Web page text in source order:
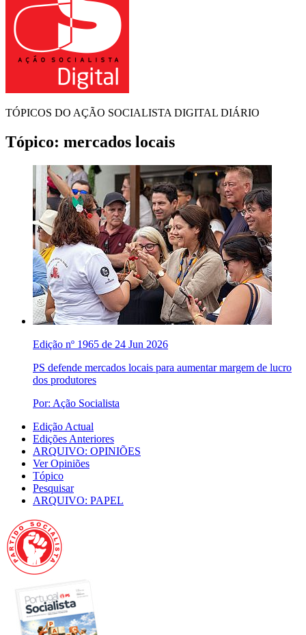
TÓPICOS DO AÇÃO SOCIALISTA DIGITAL DIÁRIO
Tópico: mercados locais
Edição nº 1965 de 24 Jun 2026
PS defende mercados locais para aumentar margem de lucro
dos produtores
Por: Ação Socialista
Edição Actual
Edições Anteriores
ARQUIVO: OPINIÕES
Ver Opiniões
Tópico
Pesquisar
ARQUIVO: PAPEL